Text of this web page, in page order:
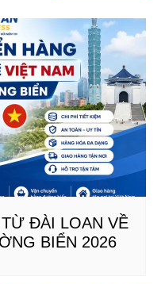
ĐÀI LOAN VỀ
BIỂN 2026